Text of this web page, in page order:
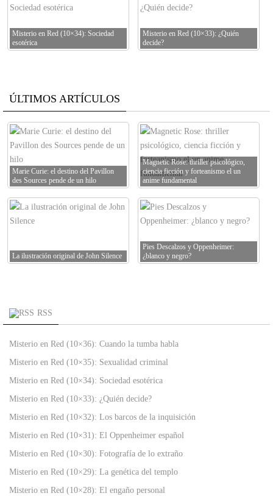
Misterio en Red (10×34): Sociedad
esotérica
Misterio en Red (10×33): ¿Quién
decide?
ÚLTIMOS ARTÍCULOS
Marie Curie: el destino del Pavillon
des Sources pende de un hilo
Magnetic Rose: thriller psicológico,
ciencia ficción y forteanismo el un
anime fundamental
La ilustración original de John Silence
Pies Descalzos y Oppenheimer:
¿blanco y negro?
RSS
Misterio en Red (10×36): Cuando la tumba habla
Misterio en Red (10×35): Sexualidad criminal
Misterio en Red (10×34): Sociedad esotérica
Misterio en Red (10×33): ¿Quién decide?
Misterio en Red (10×32): Los barcos de la inquisición
Misterio en Red (10×31): El Oppenheimer español
Misterio en Red (10×30): Fotografía de lo extraño
Misterio en Red (10×29): La genética del templo
Misterio en Red (10×28): El engaño personal